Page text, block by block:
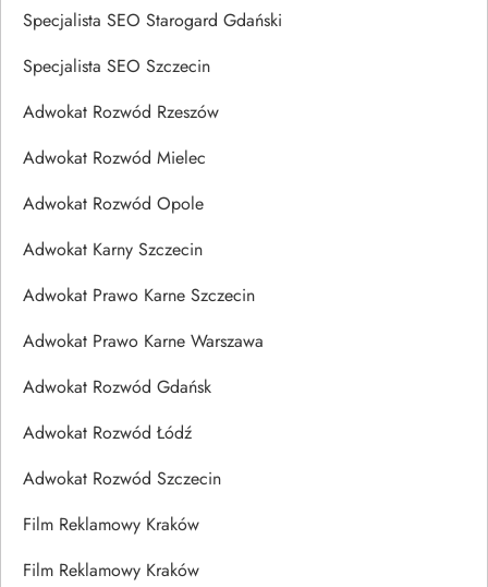
Specjalista SEO Starogard Gdański
Specjalista SEO Szczecin
Adwokat Rozwód Rzeszów
Adwokat Rozwód Mielec
Adwokat Rozwód Opole
Adwokat Karny Szczecin
Adwokat Prawo Karne Szczecin
Adwokat Prawo Karne Warszawa
Adwokat Rozwód Gdańsk
Adwokat Rozwód Łódź
Adwokat Rozwód Szczecin
Film Reklamowy Kraków
Film Reklamowy Kraków